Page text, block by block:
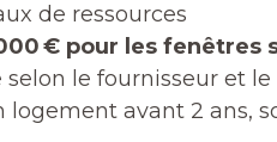
de ressources
€ pour les fenêtres
selon le fournisseur et
logement avant 2 ans,